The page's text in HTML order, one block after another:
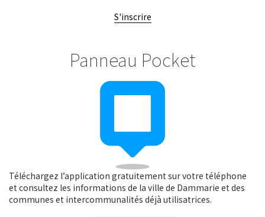
S'inscrire
Panneau Pocket
Téléchargez l’application gratuitement sur votre téléphone
et consultez les informations de la ville de Dammarie et des
communes et intercommunalités déjà utilisatrices.